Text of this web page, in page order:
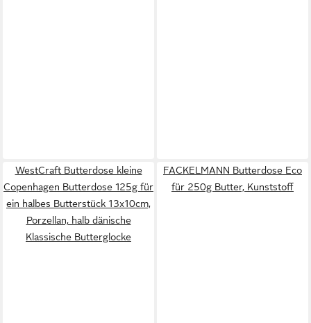
WestCraft Butterdose kleine
Copenhagen Butterdose 125g für
ein halbes Butterstück 13x10cm,
Porzellan, halb dänische
Klassische Butterglocke
FACKELMANN Butterdose Eco
für 250g Butter, Kunststoff